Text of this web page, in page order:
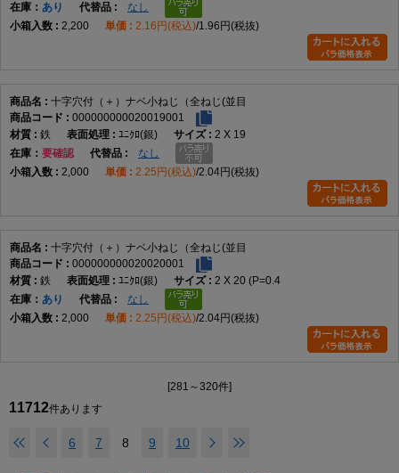
在庫
あり
なし
2,200
2.16円(税込) 1.96円(税抜)
十字穴付（＋）ナベ小ねじ（全ねじ(並目
000000000020019001
鉄
ﾕﾆｸﾛ(銀)
2 X 19
在庫
要確認
なし
2,000
2.25円(税込) 2.04円(税抜)
十字穴付（＋）ナベ小ねじ（全ねじ(並目
000000000020020001
鉄
ﾕﾆｸﾛ(銀)
2 X 20 (P=0.4
在庫
あり
なし
2,000
2.25円(税込) 2.04円(税抜)
[281～320件]
11712件あります
6 7 8 9 10